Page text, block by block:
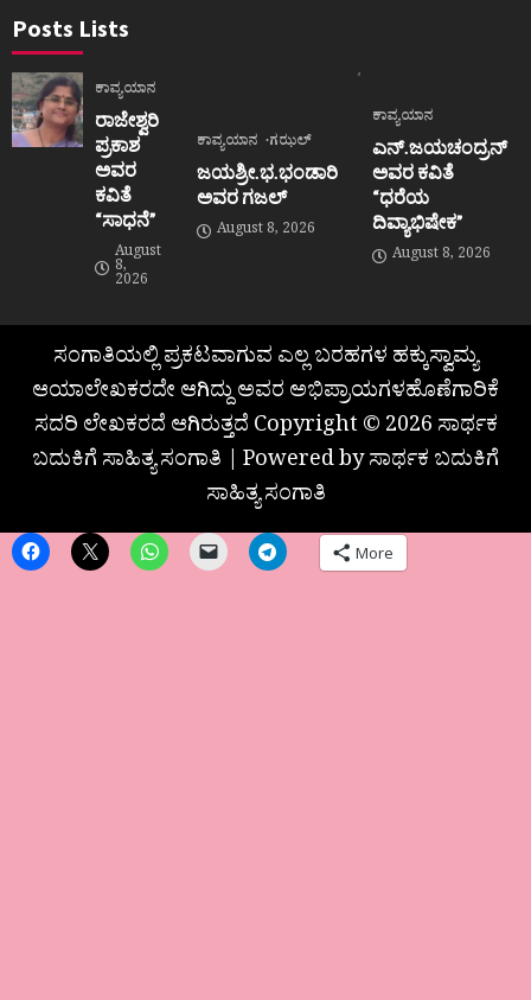
Posts Lists
ಕಾವ್ಯಯಾನ
ರಾಜೇಶ್ವರಿ
ಪ್ರಕಾಶ
ಅವರ
ಕವಿತೆ
“ಸಾಧನೆ”
August
8,
2026
ಕಾವ್ಯಯಾನ ಗಝಲ್
ಜಯಶ್ರೀ.ಭ.ಭಂಡಾರಿ
ಅವರ ಗಜಲ್
August 8, 2026
ಕಾವ್ಯಯಾನ
ಎನ್.ಜಯಚಂದ್ರನ್
ಅವರ ಕವಿತೆ
“ಧರೆಯ
ದಿವ್ಯಾಭಿಷೇಕ”
August 8, 2026
ಸಂಗಾತಿಯಲ್ಲಿ ಪ್ರಕಟವಾಗುವ ಎಲ್ಲ ಬರಹಗಳ ಹಕ್ಕುಸ್ವಾಮ್ಯ
ಆಯಾಲೇಖಕರದೇ ಆಗಿದ್ದು ಅವರ ಅಭಿಪ್ರಾಯಗಳಹೊಣೆಗಾರಿಕೆ
ಸದರಿ ಲೇಖಕರದೆ ಆಗಿರುತ್ತದೆ Copyright © 2026 ಸಾರ್ಥಕ
ಬದುಕಿಗೆ ಸಾಹಿತ್ಯ ಸಂಗಾತಿ | Powered by ಸಾರ್ಥಕ ಬದುಕಿಗೆ
ಸಾಹಿತ್ಯ ಸಂಗಾತಿ
More